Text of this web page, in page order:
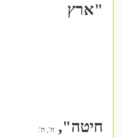
"ארץ
חיטה", ח', ח':